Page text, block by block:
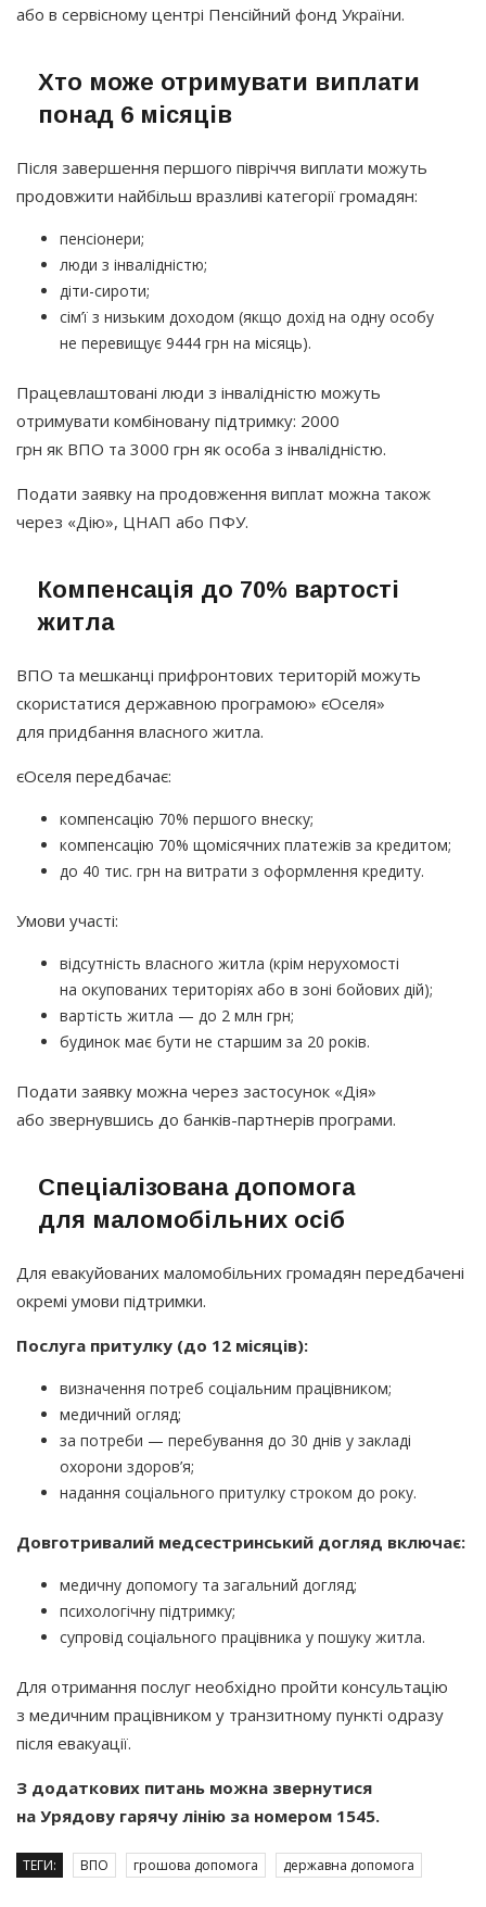
або в сервісному центрі Пенсійний фонд України.
Хто може отримувати виплати
понад 6 місяців
Після завершення першого півріччя виплати можуть
продовжити найбільш вразливі категорії громадян:
пенсіонери;
люди з інвалідністю;
діти-сироти;
сім’ї з низьким доходом (якщо дохід на одну особу
не перевищує 9444 грн на місяць).
Працевлаштовані люди з інвалідністю можуть
отримувати комбіновану підтримку: 2000
грн як ВПО та 3000 грн як особа з інвалідністю.
Подати заявку на продовження виплат можна також
через «Дію», ЦНАП або ПФУ.
Компенсація до 70% вартості
житла
ВПО та мешканці прифронтових територій можуть
скористатися державною програмою» єОселя»
для придбання власного житла.
єОселя передбачає:
компенсацію 70% першого внеску;
компенсацію 70% щомісячних платежів за кредитом;
до 40 тис. грн на витрати з оформлення кредиту.
Умови участі:
відсутність власного житла (крім нерухомості
на окупованих територіях або в зоні бойових дій);
вартість житла — до 2 млн грн;
будинок має бути не старшим за 20 років.
Подати заявку можна через застосунок «Дія»
або звернувшись до банків-партнерів програми.
Спеціалізована допомога
для маломобільних осіб
Для евакуйованих маломобільних громадян передбачені
окремі умови підтримки.
Послуга притулку (до 12 місяців):
визначення потреб соціальним працівником;
медичний огляд;
за потреби — перебування до 30 днів у закладі
охорони здоров’я;
надання соціального притулку строком до року.
Довготривалий медсестринський догляд включає:
медичну допомогу та загальний догляд;
психологічну підтримку;
супровід соціального працівника у пошуку житла.
Для отримання послуг необхідно пройти консультацію
з медичним працівником у транзитному пункті одразу
після евакуації.
З додаткових питань можна звернутися
на Урядову гарячу лінію за номером 1545.
ТЕГИ: ВПО грошова допомога державна допомога